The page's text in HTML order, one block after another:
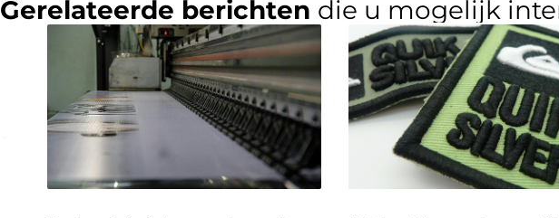
Gerelateerde berichten die u mogelijk